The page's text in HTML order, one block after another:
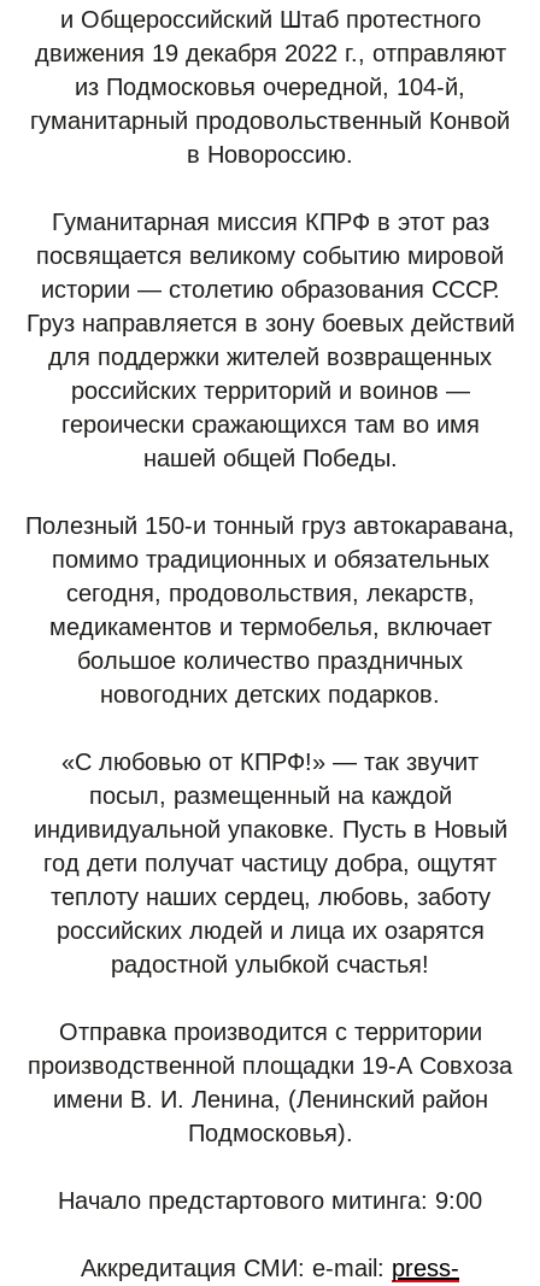
и Общероссийский Штаб протестного
движения 19 декабря 2022 г., отправляют
из Подмосковья очередной, 104-й,
гуманитарный продовольственный Конвой
в Новороссию.
Гуманитарная миссия КПРФ в этот раз
посвящается великому событию мировой
истории — столетию образования СССР.
Груз направляется в зону боевых действий
для поддержки жителей возвращенных
российских территорий и воинов —
героически сражающихся там во имя
нашей общей Победы.
Полезный 150-и тонный груз автокаравана,
помимо традиционных и обязательных
сегодня, продовольствия, лекарств,
медикаментов и термобелья, включает
большое количество праздничных
новогодних детских подарков.
«С любовью от КПРФ!» — так звучит
посыл, размещенный на каждой
индивидуальной упаковке. Пусть в Новый
год дети получат частицу добра, ощутят
теплоту наших сердец, любовь, заботу
российских людей и лица их озарятся
радостной улыбкой счастья!
Отправка производится с территории
производственной площадки 19-А Совхоза
имени В. И. Ленина, (Ленинский район
Подмосковья).
Начало предстартового митинга: 9:00
Аккредитация СМИ: e-mail: press-